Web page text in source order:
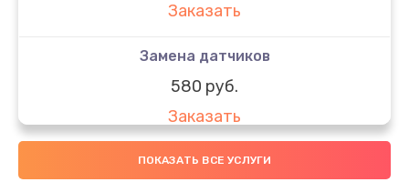
Заказать
Замена датчиков
580 руб.
Заказать
Комплексная чистка
ПОКАЗАТЬ ВСЕ УСЛУГИ